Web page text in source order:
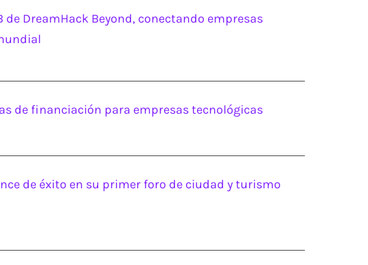
DreamHack Beyond, conectando empresas
de financiación para empresas tecnológicas
de éxito en su primer foro de ciudad y turismo